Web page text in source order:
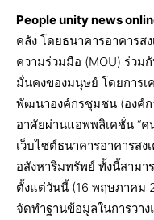
People unity news
คลัง โดยธนาคารอาคารส
ความร่วมมือ (MOU) ร่วม
มั่นคงของมนุษย์ โดยการ
พัฒนาองค์กรชุมชน (องค์ก
อาศัยผ่านแอพพลิเคชั่น “ค
เว็บไซต์ธนาคารอาคารส
อสังหาริมทรัพย์ ทั้งนี้สาม
ตั้งแต่วันนี้ (16 พฤษภาคม
จัดทำฐานข้อมูลในการว